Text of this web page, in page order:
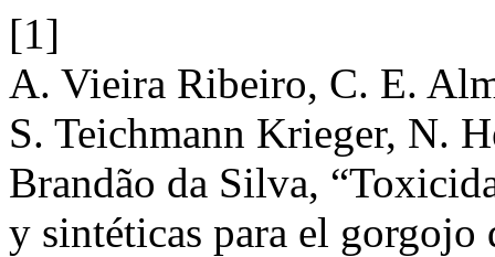
[1]
A. Vieira Ribeiro, C. E.
S. Teichmann Krieger, N.
Brandão da Silva,
y sintéticas para el